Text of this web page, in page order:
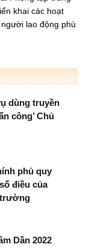
khai các hoạt
lao động phù
dùng truyền
công’ Chủ
phủ quy
điều của
trường
Dần 2022